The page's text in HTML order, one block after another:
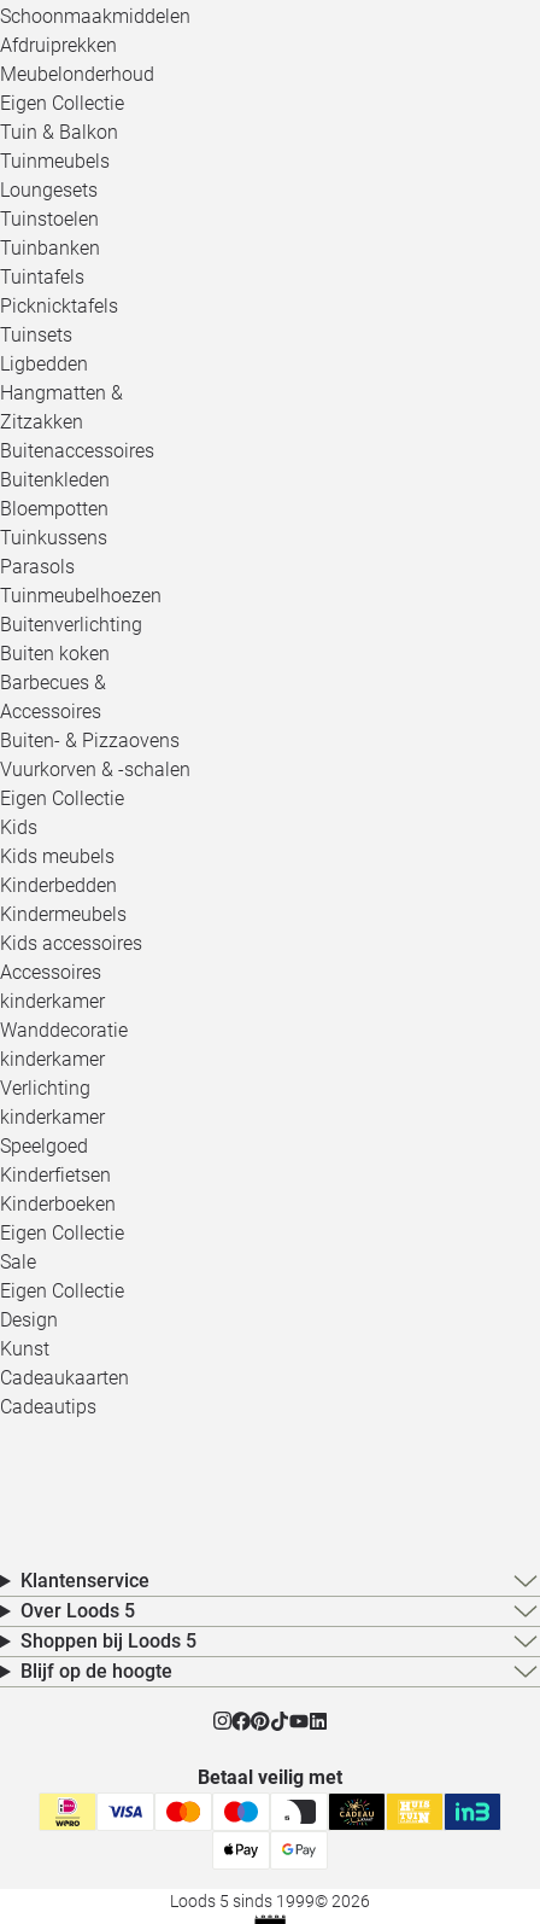
Schoonmaakmiddelen
Afdruiprekken
Meubelonderhoud
Eigen Collectie
Tuin & Balkon
Tuinmeubels
Loungesets
Tuinstoelen
Tuinbanken
Tuintafels
Picknicktafels
Tuinsets
Ligbedden
Hangmatten &
Zitzakken
Buitenaccessoires
Buitenkleden
Bloempotten
Tuinkussens
Parasols
Tuinmeubelhoezen
Buitenverlichting
Buiten koken
Barbecues &
Accessoires
Buiten- & Pizzaovens
Vuurkorven & -schalen
Eigen Collectie
Kids
Kids meubels
Kinderbedden
Kindermeubels
Kids accessoires
Accessoires
kinderkamer
Wanddecoratie
kinderkamer
Verlichting
kinderkamer
Speelgoed
Kinderfietsen
Kinderboeken
Eigen Collectie
Sale
Eigen Collectie
Design
Kunst
Cadeaukaarten
Cadeautips
Klantenservice
Over Loods 5
Shoppen bij Loods 5
Blijf op de hoogte
Betaal veilig met
Loods 5 sinds 1999© 2026